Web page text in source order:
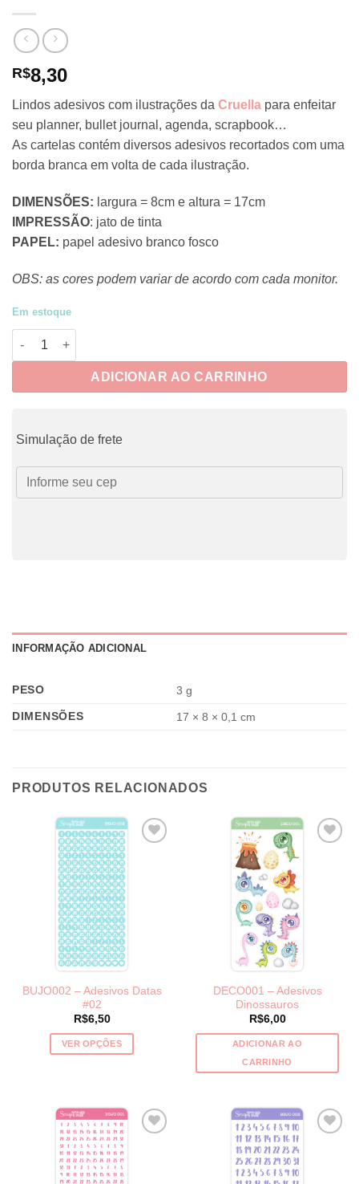
R$8,30
Lindos adesivos com ilustrações da Cruella para enfeitar
seu planner, bullet journal, agenda, scrapbook…
As cartelas contém diversos adesivos recortados com uma
borda branca em volta de cada ilustração.
DIMENSÕES: largura = 8cm e altura = 17cm
IMPRESSÃO: jato de tinta
PAPEL: papel adesivo branco fosco
OBS: as cores podem variar de acordo com cada monitor.
Em estoque
CRUE061 - Café 4 quantidade
ADICIONAR AO CARRINHO
Simulação de frete
INFORMAÇÃO ADICIONAL
PESO
3 g
DIMENSÕES
17 × 8 × 0,1 cm
PRODUTOS RELACIONADOS
BUJO002 – Adesivos Datas
#02
R$6,50
VER OPÇÕES
várias
variantes.
As
opções
podem
DECO001 – Adesivos
Dinossauros
R$6,00
ADICIONAR AO
CARRINHO